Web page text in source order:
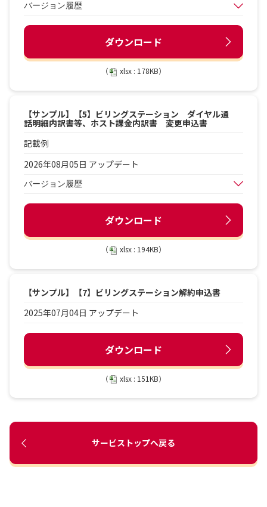
バージョン履歴
ダウンロード
（ xlsx : 178KB）
【サンプル】【5】ビリングステーション ダイヤル通
話明細内訳書等、ホスト課金内訳書 変更申込書
記載例
2026年08月05日 アップデート
バージョン履歴
ダウンロード
（ xlsx : 194KB）
【サンプル】【7】ビリングステーション解約申込書
2025年07月04日 アップデート
ダウンロード
（ xlsx : 151KB）
サービストップへ戻る